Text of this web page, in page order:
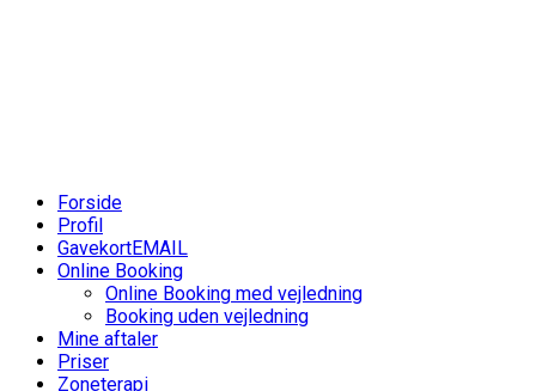
Forside
Profil
GavekortEMAIL
Online Booking
Online Booking med vejledning
Booking uden vejledning
Mine aftaler
Priser
Zoneterapi